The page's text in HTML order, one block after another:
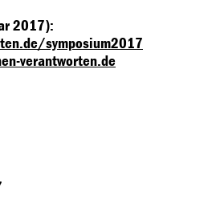
2017):
symposium2017
verantworten.de